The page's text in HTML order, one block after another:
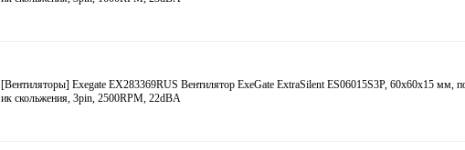
[Вентиляторы] Exegate EX283369RUS Вентилятор ExeGate ExtraSilent ES06015S3P, 60x60x15 мм,
ик скольжения, 3pin, 2500RPM, 22dBA